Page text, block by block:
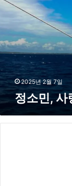
러
운
가
모
먼
2025년 2월 7일
정소민, 사